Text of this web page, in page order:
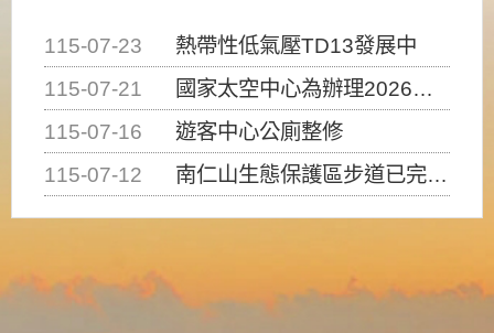
115-07-23
熱帶性低氣壓TD13發展中
115-07-21
國家太空中心為辦理2026台灣盃火箭競賽，陸、海、空域警戒及協調相關事宜，因颱風備案事宜
115-07-16
遊客中心公廁整修
115-07-12
南仁山生態保護區步道已完成修復，自115年7月13日（星期一）起恢復開放入園，歡迎民眾依規定申請入園....